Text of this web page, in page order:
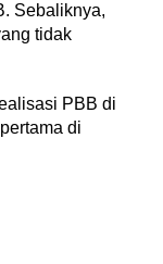
Sebaliknya,
tidak
PBB di
di